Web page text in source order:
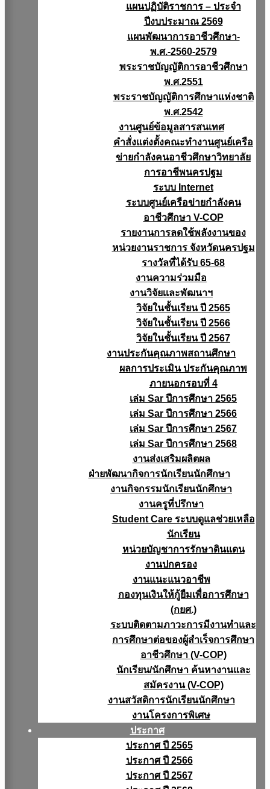
แผนปฏิบัติราชการ – ประจำ
ปีงบประมาณ 2569
แผนพัฒนาการอาชีวศึกษา-
พ.ศ.-2560-2579
พระราชบัญญัติการอาชีวศึกษา
พ.ศ.2551
พระราชบัญญัติการศึกษาแห่งชาติ
พ.ศ.2542
งานศูนย์ข้อมูลสารสนเทศ
คำสั่งแต่งตั้งคณะทำงานศูนย์เครือ
ข่ายกำลังคนอาชีวศึกษาวิทยาลัย
การอาชีพนครปฐม
ระบบ Internet
ระบบศูนย์เครือข่ายกำลังคน
อาชีวศึกษา V-COP
รายงานการลดใช้พลังงานของ
หน่วยงานราชการ จังหวัดนครปฐม
รางวัลที่ได้รับ 65-68
งานความร่วมมือ
งานวิจัยเเละพัฒนาฯ
วิจัยในชั้นเรียน ปี 2565
วิจัยในชั้นเรียน ปี 2566
วิจัยในชั้นเรียน ปี 2567
งานประกันคุณภาพสถานศึกษา
ผลการประเมิน ประกันคุณภาพ
ภายนอกรอบที่ 4
เล่ม Sar ปีการศึกษา 2565
เล่ม Sar ปีการศึกษา 2566
เล่ม Sar ปีการศึกษา 2567
เล่ม Sar ปีการศึกษา 2568
งานส่งเสริมผลิตผล
ฝ่ายพัฒนากิจการนักเรียนนักศึกษา
งานกิจกรรมนักเรียนนักศึกษา
งานครูที่ปรึกษา
Student Care ระบบดูแลช่วยเหลือ
นักเรียน
หน่วยบัญชาการรักษาดินแดน
งานปกครอง
งานแนะแนวอาชีพ
กองทุนเงินให้กู้ยืมเพื่อการศึกษา
(กยศ.)
ระบบติดตามภาวะการมีงานทำและ
การศึกษาต่อของผู้สำเร็จการศึกษา
อาชีวศึกษา (V-COP)
นักเรียน/นักศึกษา ค้นหางานและ
สมัครงาน (V-COP)
งานสวัสดิการนักเรียนนักศึกษา
งานโครงการพิเศษ
ประกาศ
ประกาศ ปี 2565
ประกาศ ปี 2566
ประกาศ ปี 2567